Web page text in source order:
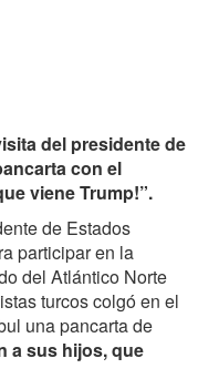
del presidente de
con el
viene Trump!”.
de Estados
participar en la
del Atlántico Norte
turcos colgó en el
una pancarta de
a sus hijos, que